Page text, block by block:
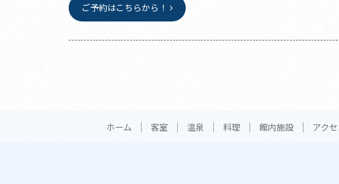
ご予約はこちらから！
ホーム 客室 温泉 料理 館内施設 アク